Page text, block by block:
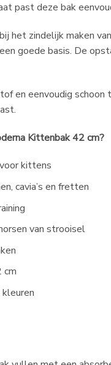
past deze bak
het zindelijk maken
goede basis. De
en eenvoudig
Kittenbak 42 cm?
kittens
cavia’s en fretten
van strooisel
cm